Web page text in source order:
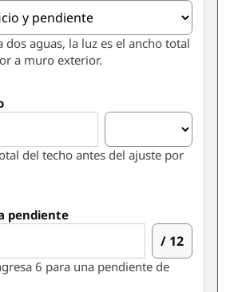
dos aguas, la luz es el ancho total
a muro exterior.
del techo antes del ajuste por
pendiente
/ 12
6 para una pendiente de